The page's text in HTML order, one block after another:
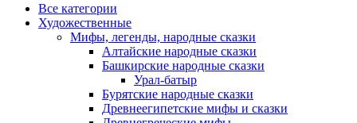
Все категории
Художественные
Мифы, легенды, народные сказки
Алтайские народные сказки
Башкирские народные сказки
Урал-батыр
Бурятские народные сказки
Древнеегипетские мифы и сказки